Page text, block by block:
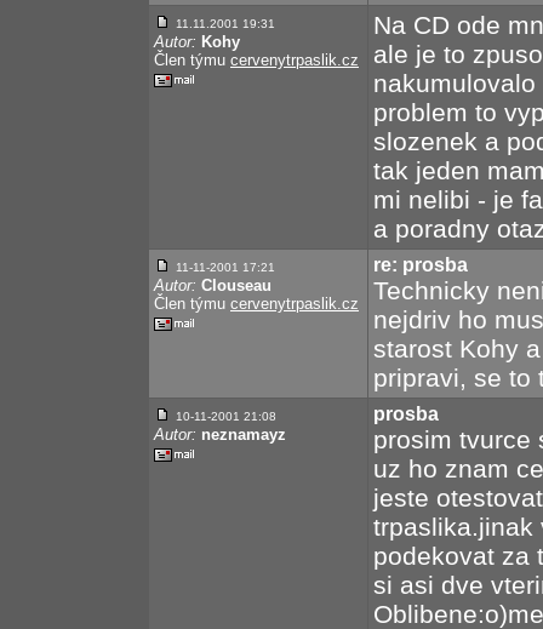
11.11.2001 19:31
Autor: Kohy
Člen týmu cervenytrpaslik.cz
Na CD ode
ale je to
problem to
slozenek a
tak jeden
mi nelibi - je
a poradny
11-11-2001 17:21
Autor: Clouseau
Člen týmu cervenytrpaslik.cz
re: prosba
Technicky
nejdriv ho
starost Kohy
pripravi, se to
10-11-2001 21:08
Autor: neznamayz
prosba
prosim tvurce
uz ho znam
jeste
trpaslika.jinak
podekovat za
si asi dve